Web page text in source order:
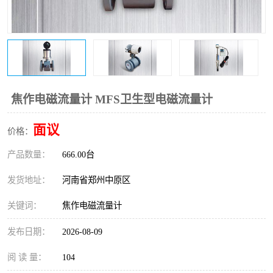
焦作电磁流量计 MFS卫生型电磁流量计
价格： 面议
产品数量： 666.00台
发货地址： 河南省郑州中原区
关键词： 焦作电磁流量计
发布日期： 2026-08-09
阅 读 量： 104
锅炉水位计
智能锅炉水位计 电容液位计
流量仪表